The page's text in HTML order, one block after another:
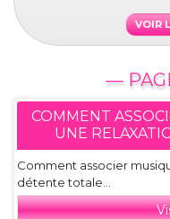
VOIR
—
COMMENT
UNE
Comment associer
détente totale...